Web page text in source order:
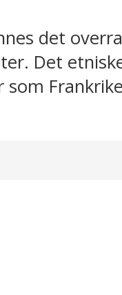
det
Det